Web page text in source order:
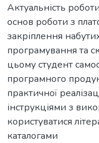
Актуальність
основ роботи з
закріплення
програмування та
цьому студент
програмного
практичної
інструкціями з
користуватися
каталогами